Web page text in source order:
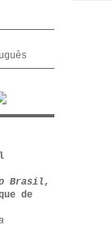
Brasil,
de